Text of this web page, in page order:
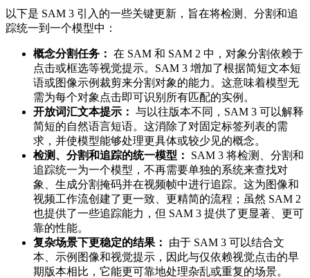
以下是 SAM 3 引入的一些关键更新，旨在将检测、分割和追
踪统一到一个模型中：
概念分割任务： 在 SAM 和 SAM 2 中，对象分割依赖于
点击或框选等视觉提示。SAM 3 增加了根据简短文本短
语或图像示例裁剪来分割对象的能力。这意味着模型无
需为每个对象点击即可识别所有匹配的实例。
开放词汇文本提示： 与以往版本不同，SAM 3 可以解释
简短的自然语言短语。这消除了对固定标签列表的需
求，并使模型能够处理更具体或较少见的概念。
检测、分割和追踪的统一模型：
SAM 3 将检测、分割和
追踪统一为一个模型，不再需要单独的系统来查找对
象、生成分割掩码并在视频帧中进行追踪。这为图像和
视频工作流创建了更一致、更精简的流程；虽然 SAM 2
也提供了一些追踪能力，但 SAM 3 提供了更显著、更可
靠的性能。
复杂场景下更稳定的结果：
由于 SAM 3 可以结合文
本、示例图像和视觉提示，因此与仅依赖视觉点击的早
期版本相比，它能更可靠地处理杂乱或重复的场景。